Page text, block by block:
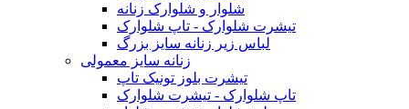
شلوار و شلوارک زنانه
تیشرت شلوارک - تاپ شلوارک
لباس زیر زنانه سایز بزرگ
زنانه سایز معمولی
تیشرت بلوز تونیک تاپ
تاپ شلوارک - تیشرت شلوارک